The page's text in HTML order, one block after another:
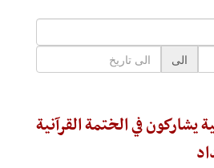
الى
يشاركون في الختمة القرآنية